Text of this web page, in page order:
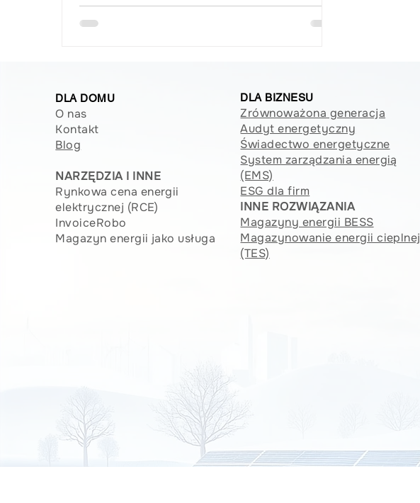
DLA DOMU
O nas
Kontakt
Blog
NARZĘDZIA I INNE
Rynkowa cena energii
elektrycznej (RCE)
InvoiceRobo
Magazyn energii jako usługa
DLA BIZNESU
Zrównoważona generacja
Audyt energetyczny
Świadectwo energetyczne
System zarządzania energią
(EMS)
ESG dla firm
INNE ROZWIĄZANIA
Magazyny energii BESS
Magazynowanie energii cieplnej
(TES)